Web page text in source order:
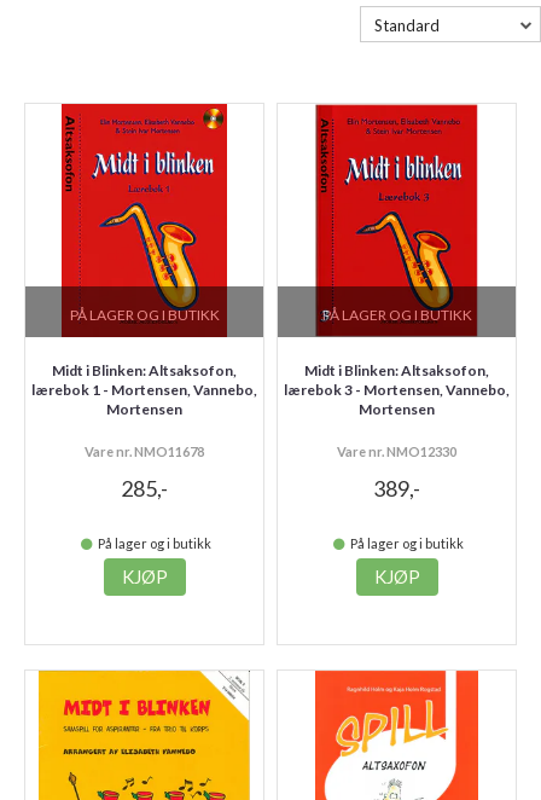
Standard
PÅ LAGER OG I BUTIKK
Midt i Blinken: Altsaksofon,
lærebok 1 - Mortensen, Vannebo,
Mortensen
Vare nr. NMO11678
285,-
På lager og i butikk
KJØP
PÅ LAGER OG I BUTIKK
Midt i Blinken: Altsaksofon,
lærebok 3 - Mortensen, Vannebo,
Mortensen
Vare nr. NMO12330
389,-
På lager og i butikk
KJØP